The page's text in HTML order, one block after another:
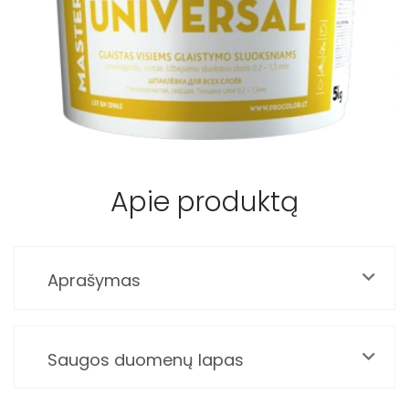
Apie produktą
Aprašymas
Saugos duomenų lapas